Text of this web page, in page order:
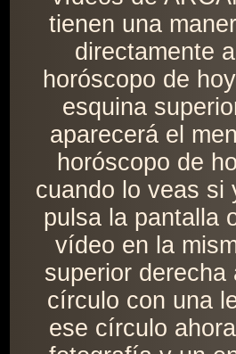
tienen una
directamente
horóscopo de
esquina
aparecerá el
horóscopo de
cuando lo veas si
pulsa la pantalla
vídeo en la
superior derecha
círculo con una
ese círculo